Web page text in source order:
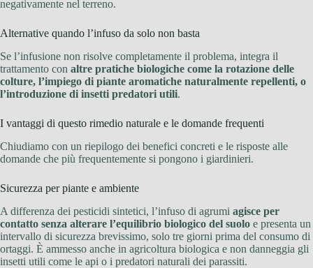
negativamente nel terreno.
Alternative quando l’infuso da solo non basta
Se l’infusione non risolve completamente il problema, integra il
trattamento con altre pratiche biologiche come la rotazione delle
colture, l’impiego di piante aromatiche naturalmente repellenti, o
l’introduzione di insetti predatori utili.
I vantaggi di questo rimedio naturale e le domande frequenti
Chiudiamo con un riepilogo dei benefici concreti e le risposte alle
domande che più frequentemente si pongono i giardinieri.
Sicurezza per piante e ambiente
A differenza dei pesticidi sintetici, l’infuso di agrumi agisce per
contatto senza alterare l’equilibrio biologico del suolo e presenta un
intervallo di sicurezza brevissimo, solo tre giorni prima del consumo di
ortaggi. È ammesso anche in agricoltura biologica e non danneggia gli
insetti utili come le api o i predatori naturali dei parassiti.